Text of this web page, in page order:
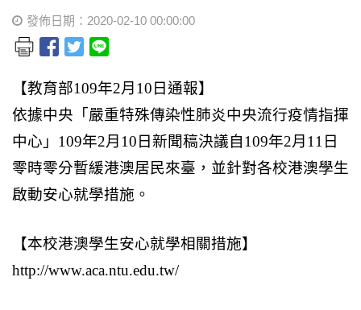
發佈日期：2020-02-10 00:00:00
【教育部109年2月10日通報】
依據中央 「 嚴重特殊傳染性肺炎中央流行疫情指揮
中心 」109年2月10日新聞稿決議自109年2月11日
零時零分暫緩港澳居民來臺，並針對各校港澳學生
啟動安心就學措施。
【本校港澳學生安心就學相關措施】
http://www.aca.ntu.edu.tw/